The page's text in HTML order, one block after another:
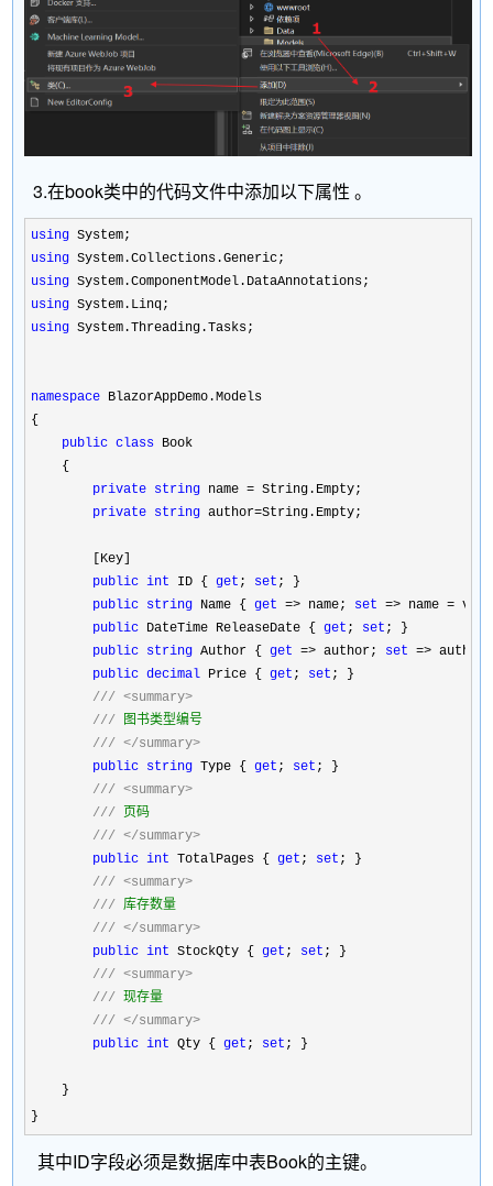
3.在book类中的代码文件中添加以下属性 。
using
using
using
using
using System.Threading.Tasks;
namespace BlazorAppDemo.Models
{
public class Book
    {
private string name = String.Empty;
private string author=String.Empty;
        [Key]
public int ID { get ; set ; }
public string Name { get => name; set => name =
public DateTime ReleaseDate { get ; set ; }
public string Author { get => author; set => author
public decimal Price { get ; set ; }
/// <summary>
/// 图书类型编号
/// </summary>
public string Type { get ; set ; }
/// <summary>
/// 页码
/// </summary>
public int TotalPages { get ; set ; }
/// <summary>
/// 库存数量
/// </summary>
public int StockQty { get ; set ; }
/// <summary>
/// 现存量
/// </summary>
public int Qty { get ; set ; }
    }
}
其中ID字段必须是数据库中表Book的主键。